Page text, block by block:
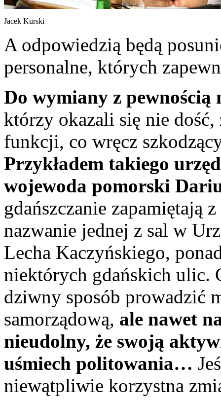
Jacek Kurski
A odpowiedzią będą
personalne, których
Do wymiany z pewnością
którzy okazali się nie
funkcji, co wręcz
Przykładem takiego
wojewoda pomorski
gdańszczanie zapamiętają
nazwanie jednej z sal w
Lecha Kaczyńskiego,
niektórych gdańskich ulic.
dziwny sposób prowadzić
samorządową, ale nawet
nieudolny, że swoją
uśmiech politowania…
niewątpliwie korzystna